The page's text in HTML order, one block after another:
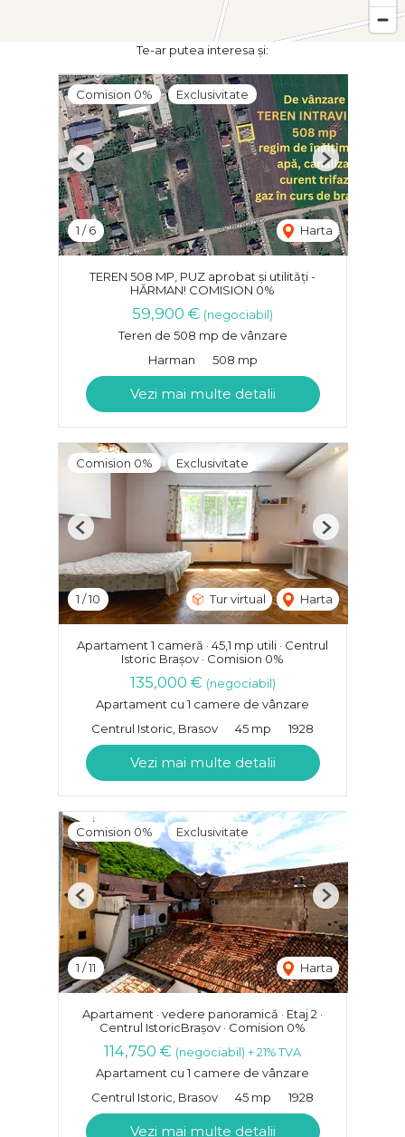
Te-ar putea interesa și:
Comision 0% Exclusivitate
1 /6 Harta
Previous Next
TEREN 508 MP, PUZ aprobat și utilități -
HĂRMAN! COMISION 0%
59,900 € (negociabil)
Teren de 508 mp de vânzare
Harman
508 mp
Vezi mai multe detalii
Comision 0% Exclusivitate
1 /10 Tur virtual Harta
Previous Next
Apartament 1 cameră · 45,1 mp utili · Centrul
Istoric Brașov · Comision 0%
135,000 € (negociabil)
Apartament cu 1 camere de vânzare
Centrul Istoric, Brasov
45 mp 1928
Vezi mai multe detalii
Comision 0% Exclusivitate
1 /11 Harta
Previous Next
Apartament · vedere panoramică · Etaj 2 ·
Centrul IstoricBrașov · Comision 0%
114,750 € (negociabil) + 21% TVA
Apartament cu 1 camere de vânzare
Centrul Istoric, Brasov
45 mp 1928
Vezi mai multe detalii